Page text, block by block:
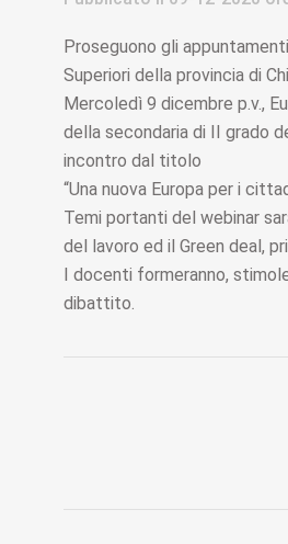
Proseguono gli
Superiori della provincia di
Mercoledì 9 dicembre p.v.,
della secondaria di II grado
incontro dal titolo
“Una nuova Europa per i
Temi portanti del webinar
del lavoro ed il Green deal,
I docenti formeranno,
dibattito.